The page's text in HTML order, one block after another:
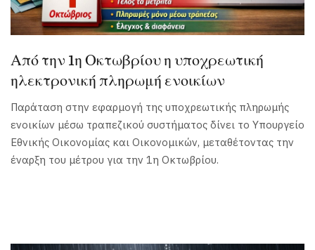
Από την 1η Οκτωβρίου η υποχρεωτική
ηλεκτρονική πληρωμή ενοικίων
Παράταση στην εφαρμογή της υποχρεωτικής πληρωμής
ενοικίων μέσω τραπεζικού συστήματος δίνει το Υπουργείο
Εθνικής Οικονομίας και Οικονομικών, μεταθέτοντας την
έναρξη του μέτρου για την 1η Οκτωβρίου.